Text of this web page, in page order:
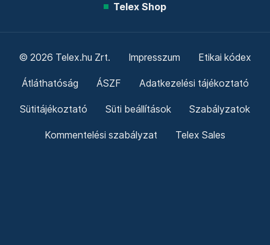
Telex Shop
© 2026 Telex.hu Zrt. Impresszum Etikai kódex
Átláthatóság ÁSZF Adatkezelési tájékoztató
Sütitájékoztató Süti beállítások Szabályzatok
Kommentelési szabályzat Telex Sales